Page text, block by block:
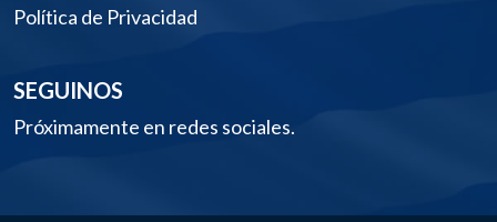
Política de Privacidad
SEGUINOS
Próximamente en redes sociales.